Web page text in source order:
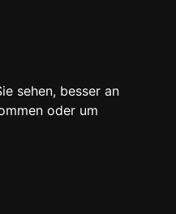
sehen, besser an
oder um